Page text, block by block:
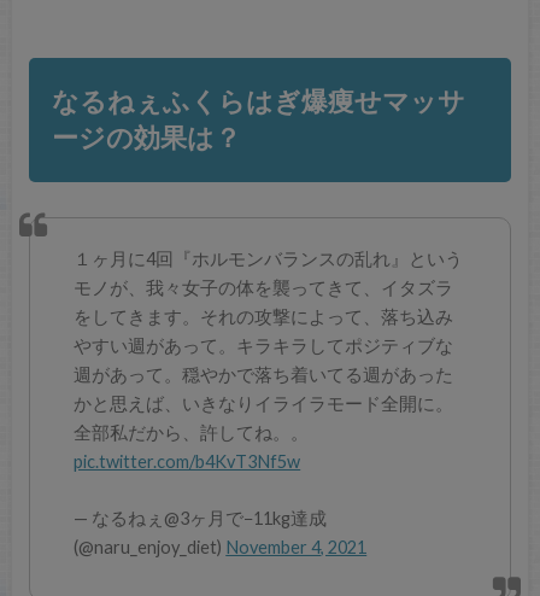
なるねぇふくらはぎ爆痩せマッサ
ージの効果は？
１ヶ月に4回『ホルモンバランスの乱れ』という
モノが、我々女子の体を襲ってきて、イタズラ
をしてきます。それの攻撃によって、落ち込み
やすい週があって。キラキラしてポジティブな
週があって。穏やかで落ち着いてる週があった
かと思えば、いきなりイライラモード全開に。
全部私だから、許してね。。
pic.twitter.com/b4KvT3Nf5w
— なるねぇ@3ヶ月で−11kg達成
(@naru_enjoy_diet) November 4, 2021